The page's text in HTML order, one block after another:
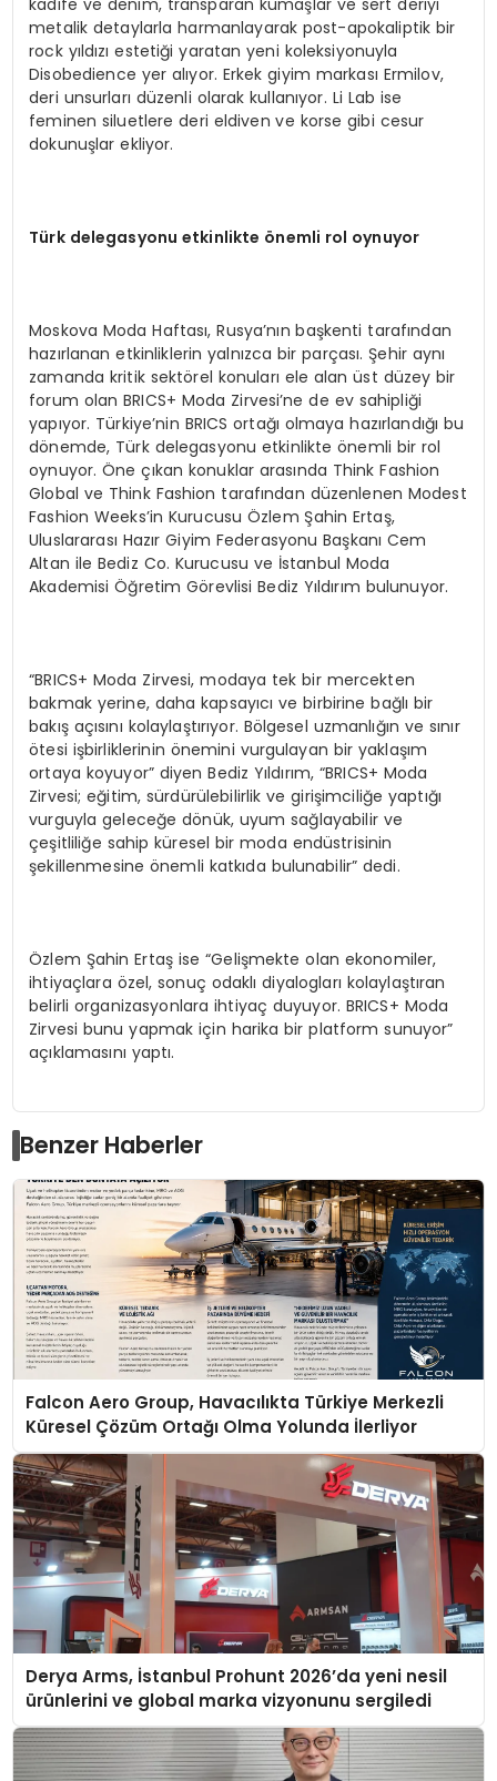
kadife ve denim, transparan kumaşlar ve sert deriyi
metalik detaylarla harmanlayarak post-apokaliptik bir
rock yıldızı estetiği yaratan yeni koleksiyonuyla
Disobedience yer alıyor. Erkek giyim markası Ermilov,
deri unsurları düzenli olarak kullanıyor. Li Lab ise
feminen siluetlere deri eldiven ve korse gibi cesur
dokunuşlar ekliyor.
Türk delegasyonu etkinlikte önemli rol oynuyor
Moskova Moda Haftası, Rusya’nın başkenti tarafından
hazırlanan etkinliklerin yalnızca bir parçası. Şehir aynı
zamanda kritik sektörel konuları ele alan üst düzey bir
forum olan BRICS+ Moda Zirvesi’ne de ev sahipliği
yapıyor. Türkiye’nin BRICS ortağı olmaya hazırlandığı bu
dönemde, Türk delegasyonu etkinlikte önemli bir rol
oynuyor. Öne çıkan konuklar arasında Think Fashion
Global ve Think Fashion tarafından düzenlenen Modest
Fashion Weeks’in Kurucusu Özlem Şahin Ertaş,
Uluslararası Hazır Giyim Federasyonu Başkanı Cem
Altan ile Bediz Co. Kurucusu ve İstanbul Moda
Akademisi Öğretim Görevlisi Bediz Yıldırım bulunuyor.
“BRICS+ Moda Zirvesi, modaya tek bir mercekten
bakmak yerine, daha kapsayıcı ve birbirine bağlı bir
bakış açısını kolaylaştırıyor. Bölgesel uzmanlığın ve sınır
ötesi işbirliklerinin önemini vurgulayan bir yaklaşım
ortaya koyuyor” diyen Bediz Yıldırım, “BRICS+ Moda
Zirvesi; eğitim, sürdürülebilirlik ve girişimciliğe yaptığı
vurguyla geleceğe dönük, uyum sağlayabilir ve
çeşitliliğe sahip küresel bir moda endüstrisinin
şekillenmesine önemli katkıda bulunabilir” dedi.
Özlem Şahin Ertaş ise “Gelişmekte olan ekonomiler,
ihtiyaçlara özel, sonuç odaklı diyalogları kolaylaştıran
belirli organizasyonlara ihtiyaç duyuyor. BRICS+ Moda
Zirvesi bunu yapmak için harika bir platform sunuyor”
açıklamasını yaptı.
Benzer Haberler
Falcon Aero Group, Havacılıkta Türkiye Merkezli
Küresel Çözüm Ortağı Olma Yolunda İlerliyor
Derya Arms, İstanbul Prohunt 2026’da yeni nesil
ürünlerini ve global marka vizyonunu sergiledi